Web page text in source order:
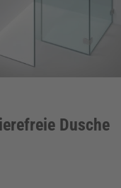
Dusche